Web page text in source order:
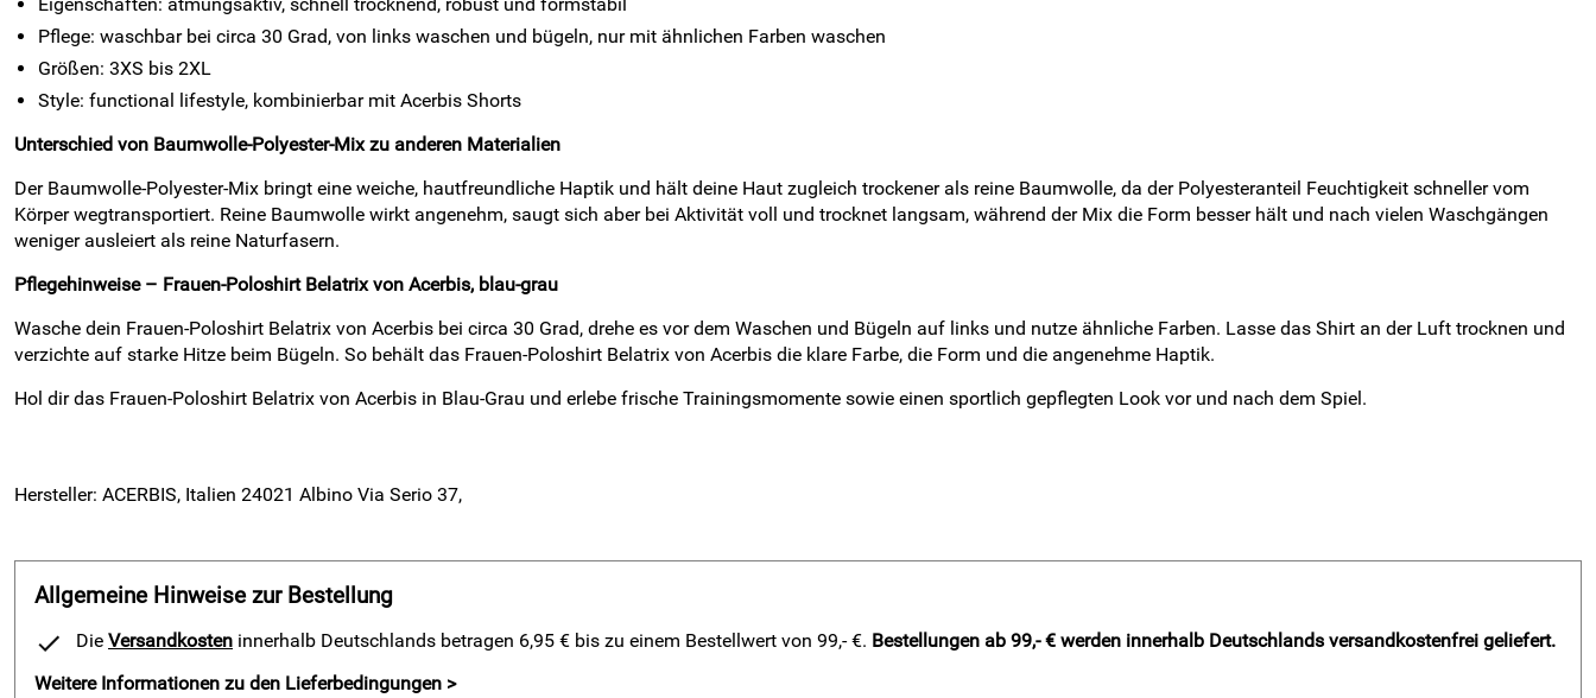
Eigenschaften: atmungsaktiv, schnell trocknend, robust und formstabil
Pflege: waschbar bei circa 30 Grad, von links waschen und bügeln, nur mit ähnlichen Farben waschen
Größen: 3XS bis 2XL
Style: functional lifestyle, kombinierbar mit Acerbis Shorts
Unterschied von Baumwolle-Polyester-Mix zu anderen Materialien
Der Baumwolle-Polyester-Mix bringt eine weiche, hautfreundliche Haptik und hält deine Haut zugleich trockener als reine Baumwolle, da der Polyesteranteil Feuchtigkeit schneller vom
Körper wegtransportiert. Reine Baumwolle wirkt angenehm, saugt sich aber bei Aktivität voll und trocknet langsam, während der Mix die Form besser hält und nach vielen Waschgängen
weniger ausleiert als reine Naturfasern.
Pflegehinweise – Frauen-Poloshirt Belatrix von Acerbis, blau-grau
Wasche dein Frauen-Poloshirt Belatrix von Acerbis bei circa 30 Grad, drehe es vor dem Waschen und Bügeln auf links und nutze ähnliche Farben. Lasse das Shirt an der Luft trocknen und
verzichte auf starke Hitze beim Bügeln. So behält das Frauen-Poloshirt Belatrix von Acerbis die klare Farbe, die Form und die angenehme Haptik.
Hol dir das Frauen-Poloshirt Belatrix von Acerbis in Blau-Grau und erlebe frische Trainingsmomente sowie einen sportlich gepflegten Look vor und nach dem Spiel.
Hersteller: ACERBIS, Italien 24021 Albino Via Serio 37,
Allgemeine Hinweise zur Bestellung
Die Versandkosten innerhalb Deutschlands betragen 6,95 € bis zu einem Bestellwert von 99,- €. Bestellungen ab 99,- € werden innerhalb Deutschlands versandkostenfrei geliefert.
Weitere Informationen zu den Lieferbedingungen >